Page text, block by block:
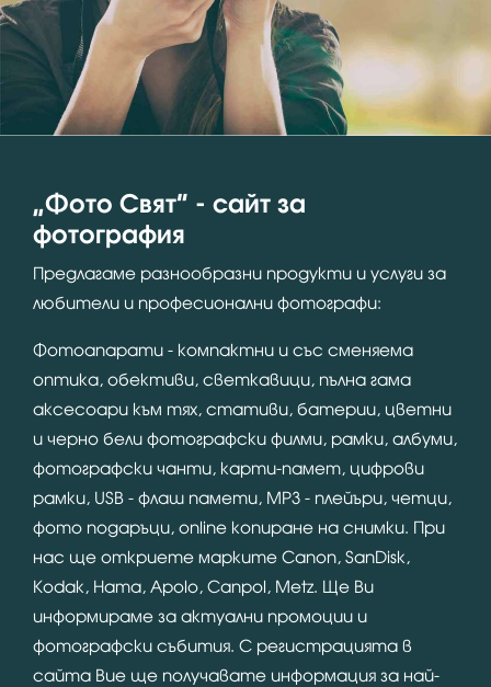
“Фото Свят” - сайт за
фотография
Предлагаме разнообразни продукти и услуги за
любители и професионални фотографи:
Фотоапарати - компактни и със сменяема
оптика, обективи, светкавици, пълна гама
аксесоари към тях, стативи, батерии, цветни
и черно бели фотографски филми, рамки, албуми,
фотографски чанти, карти-памет, цифрови
рамки, USB - флаш памети, MP3 - плейъри, четци,
фото подаръци, online копиране на снимки. При
нас ще откриете марките Canon, SanDisk,
Kodak, Hama, Apolo, Canpol, Metz. Ще Ви
информираме за актуални промоции и
фотографски събития. С регистрацията в
сайта Вие ще получавате информация за най-